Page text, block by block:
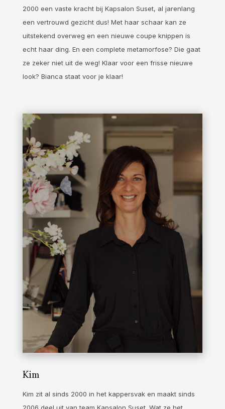
2000 een vaste kracht bij Kapsalon Suset, al jarenlang
een vertrouwd gezicht dus! Met haar schaar kan ze
uitstekend overweg en een nieuwe coupe knippen is
echt haar ding. En een complete metamorfose? Die gaat
ze zeker niet uit de weg! Klaar voor een frisse nieuwe
look? Bianca staat voor je klaar!
Kim
Kim zit al sinds 2000 in het kappersvak en maakt sinds